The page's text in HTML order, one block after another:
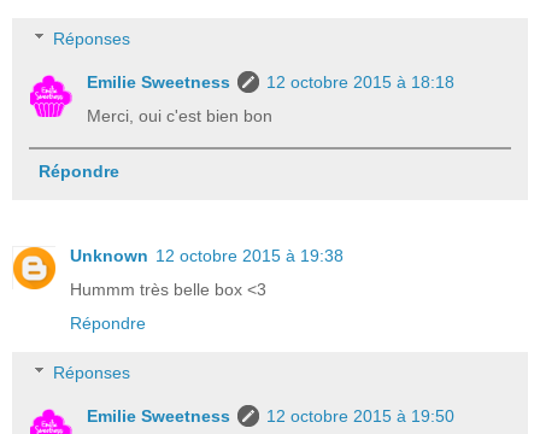
Réponses
Emilie Sweetness
12 octobre 2015 à 18:18
Merci, oui c'est bien bon
Répondre
Unknown 12 octobre 2015 à 19:38
Hummm très belle box <3
Répondre
Réponses
Emilie Sweetness
12 octobre 2015 à 19:50